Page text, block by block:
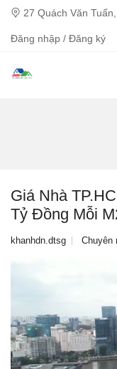
27 Quách Văn
Đăng nhập / Đăng ký
Giá Nhà
Tỷ Đồng Mỗi
khanhdn.dtsg Chuyên